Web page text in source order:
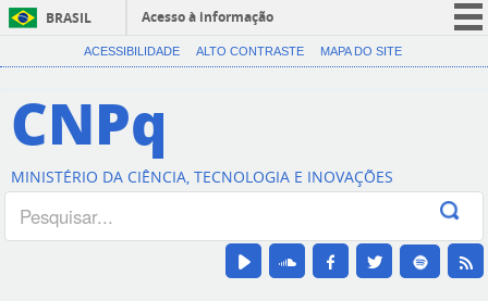
BRASIL
Acesso à informação
CORONAVÍRUS (COVID-19)
Canais
ACESSIBILIDADE ALTO CONTRASTE MAPA DO SITE
CNPq
MINISTÉRIO DA CIÊNCIA, TECNOLOGIA E INOVAÇÕES